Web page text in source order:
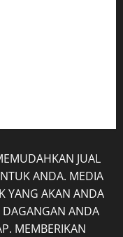
JUAL
ANDA. MEDIA
YANG AKAN ANDA
DAGANGAN ANDA
MEMBERIKAN